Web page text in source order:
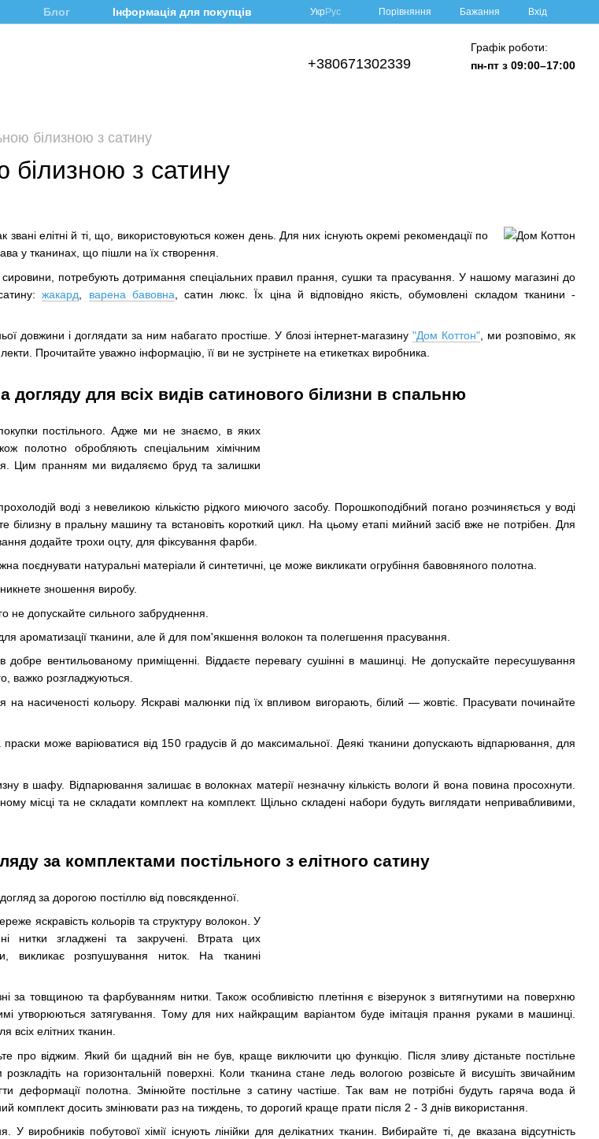
Блог Інформація для покупців УкрРус Порівняння Бажання Вхід
+380671302339
Графік роботи:
пн-пт з 09:00–17:00
білизною з сатину
білизною з сатину
звані елітні й ті, що, використовуються кожен день. Для них існують окремі рекомендації по
у тканинах, що пішли на їх створення.
сировини, потребують дотримання спеціальних правил прання, сушки та прасування. У нашому магазині до
жакард варена бавовна , сатин люкс. Їх ціна й відповідно якість, обумовлені складом тканини -
довжини і доглядати за ним набагато простіше. У блозі інтернет-магазину"Дом Коттон" , ми розповімо, як
Прочитайте уважно інформацію, її ви не зустрінете на етикетках виробника.
догляду для всіх видів сатинового білизни в спальню
постільного. Адже ми не знаємо, в яких
полотно обробляють спеціальним хімічним
Цим пранням ми видаляємо бруд та залишки
воді з невеликою кількістю рідкого миючого засобу. Порошкоподібний погано розчиняється у воді
білизну в пральну машину та встановіть короткий цикл. На цьому етапі мийний засіб вже не потрібен. Для
додайте трохи оцту, для фіксування фарби.
поєднувати натуральні матеріали й синтетичні, це може викликати огрубіння бавовняного полотна.
зношення виробу.
не допускайте сильного забруднення.
ароматизації тканини, але й для пом'якшення волокон та полегшення прасування.
добре вентильованому приміщенні. Віддаєте перевагу сушінні в машинці. Не допускайте пересушування
важко розгладжуються.
на насиченості кольору. Яскраві малюнки під їх впливом вигорають, білий — жовтіє. Прасувати починайте
може варіюватися від 150 градусів й до максимальної. Деякі тканини допускають відпарювання, для
в шафу. Відпарювання залишає в волокнах матерії незначну кількість вологи й вона повина просохнути.
місці та не складати комплект на комплект. Щільно складені набори будуть виглядати непривабливими,
за комплектами постільного з елітного сатину
за дорогою постіллю від повсякденної.
яскравість кольорів та структуру волокон. У
нитки згладжені та закручені. Втрата цих
викликає розпушування ниток. На тканині
за товщиною та фарбуванням нитки. Також особливістю плетіння є візерунок з витягнутими на поверхню
утворюються затягування. Тому для них найкращим варіантом буде імітація прання руками в машинці.
всіх елітних тканин.
про віджим. Який би щадний він не був, краще виключити цю функцію. Після зливу дістаньте постільне
на горизонтальній поверхні. Коли тканина стане ледь вологою розвісьте й висушіть звичайним
деформації полотна. Змінюйте постільне з сатину частіше. Так вам не потрібні будуть гаряча вода й
комплект досить змінювати раз на тиждень, то дорогий краще прати після 2 - 3 днів використання.
У виробників побутової хімії існують лінійки для делікатних тканин. Вибирайте ті, де вказана відсутність